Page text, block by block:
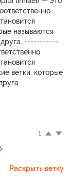
называются
друга. -----------
ветки, которые
1
Раскрыть ветку